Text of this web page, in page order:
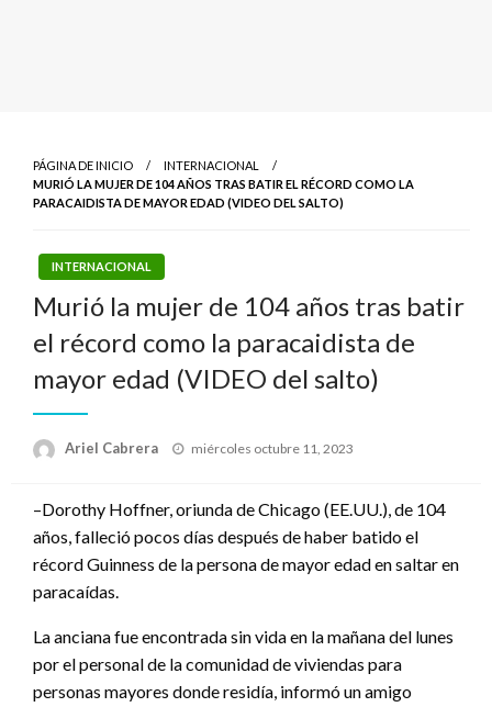
PÁGINA DE INICIO
INTERNACIONAL
MURIÓ LA MUJER DE 104 AÑOS TRAS BATIR EL RÉCORD COMO LA
PARACAIDISTA DE MAYOR EDAD (VIDEO DEL SALTO)
INTERNACIONAL
Murió la mujer de 104 años tras batir
el récord como la paracaidista de
mayor edad (VIDEO del salto)
Ariel Cabrera
Publicado
miércoles octubre 11, 2023
–Dorothy Hoffner, oriunda de Chicago (EE.UU.), de 104
años, falleció pocos días después de haber batido el
récord Guinness de la persona de mayor edad en saltar en
paracaídas.
La anciana fue encontrada sin vida en la mañana del lunes
por el personal de la comunidad de viviendas para
personas mayores donde residía, informó un amigo